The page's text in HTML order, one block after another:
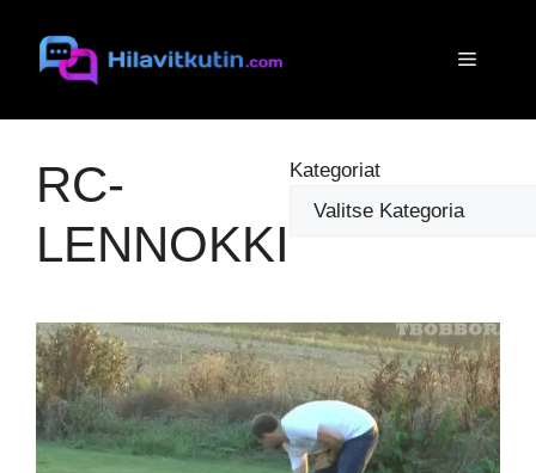
sisältöön
Valikko
RC-
LENNOKKI
Kategoriat